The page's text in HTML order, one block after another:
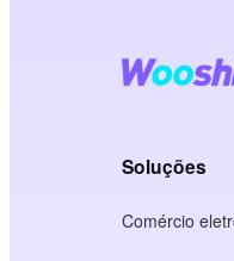
Soluções
Comércio